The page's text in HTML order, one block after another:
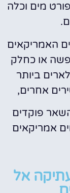
מים וכלה
האמריקאים
או כחלק
ביותר
אחרים,
פוקדים
אמריקאים
אל